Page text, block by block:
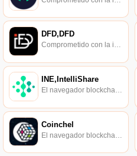
DFD,DFD
Comprometido con la investigación de políticas en los campos de las nuevas finanzas, las finanzas internacionales y los mercados financieros.
INE,IntelliShare
El navegador blockchain soportado oficialmente por Ethereum, consulta de transacciones en tiempo real.
Coinchel